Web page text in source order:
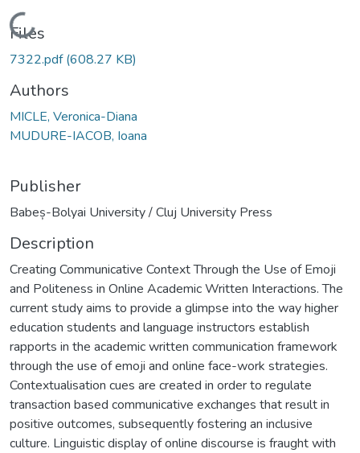
Loading...
Files
7322.pdf(608.27 KB)
Authors
MICLE, Veronica-Diana
MUDURE-IACOB, Ioana
Publisher
Babeș-Bolyai University / Cluj University Press
Description
Creating Communicative Context Through the Use of Emoji
and Politeness in Online Academic Written Interactions. The
current study aims to provide a glimpse into the way higher
education students and language instructors establish
rapports in the academic written communication framework
through the use of emoji and online face-work strategies.
Contextualisation cues are created in order to regulate
transaction based communicative exchanges that result in
positive outcomes, subsequently fostering an inclusive
culture. Linguistic display of online discourse is fraught with